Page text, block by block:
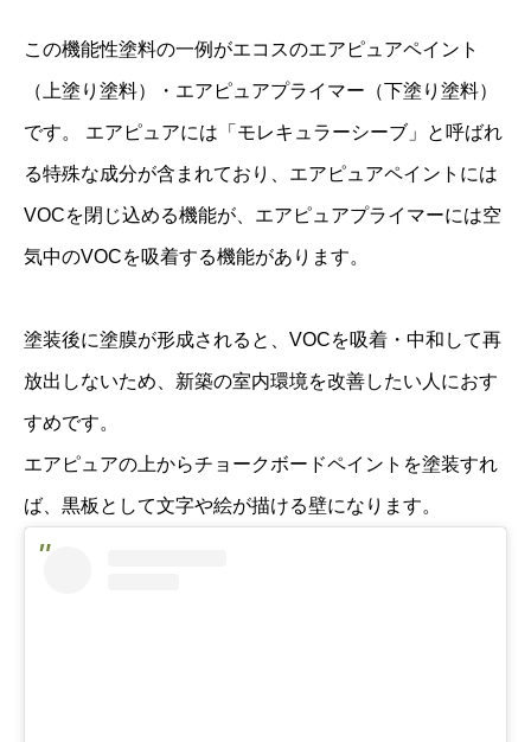
この機能性塗料の一例がエコスのエアピュアペイント
（上塗り塗料）・エアピュアプライマー（下塗り塗料）
です。 エアピュアには「モレキュラーシーブ」と呼ばれ
る特殊な成分が含まれており、エアピュアペイントには
VOCを閉じ込める機能が、エアピュアプライマーには空
気中のVOCを吸着する機能があります。
塗装後に塗膜が形成されると、VOCを吸着・中和して再
放出しないため、新築の室内環境を改善したい人におす
すめです。
エアピュアの上からチョークボードペイントを塗装すれ
ば、黒板として文字や絵が描ける壁になります。